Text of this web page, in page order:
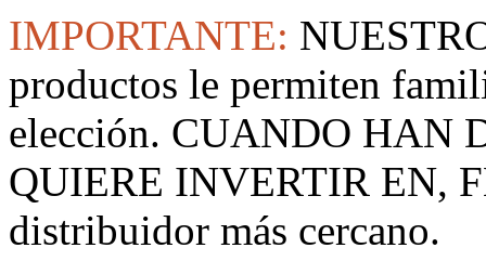
IMPORTANTE:
productos le permiten
elección. CUANDO HAN
QUIERE INVERTIR EN,
distribuidor más cercano.